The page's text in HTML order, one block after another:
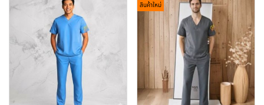
สินค้าใหม่